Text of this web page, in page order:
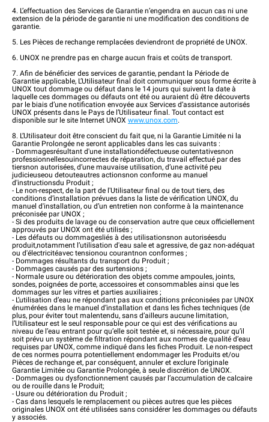
4. L’effectuation des Services de Garantie n’engendra en aucun cas ni une
extension de la période de garantie ni une modification des conditions de
garantie.
5. Les Pièces de rechange remplacées deviendront de propriété de UNOX.
6. UNOX ne prendre pas en charge aucun frais et coûts de transport.
7. Afin de bénéficier des services de garantie, pendant la Période de
Garantie applicable, L’Utilisateur final doit communiquer sous forme écrite à
UNOX tout dommage ou défaut dans le 14 jours qui suivent la date à
laquelle ces dommages ou défauts ont été ou auraient dû être découverts
par le biais d’une notification envoyée aux Services d’assistance autorisés
UNOX présents dans le Pays de l’Utilisateur final. Tout contact est
disponible sur le site Internet UNOX www.unox.com.
8. L’Utilisateur doit être conscient du fait que, ni la Garantie Limitée ni la
Garantie Prolongée ne seront applicables dans les cas suivants :
- Dommagesrésultant d'une installationdéfectueuse outentativesnon
professionnellesouincorrectes de réparation, du travail effectué par des
tiersnon autorisées, d’une mauvaise utilisation, d’une activité peu
judicieuseou detouteautres actionsnon conforme au manuel
d'instructionsdu Produit ;
- Le non-respect, de la part de l'Utilisateur final ou de tout tiers, des
conditions d’installation prévues dans la liste de vérification UNOX, du
manuel d'installation, ou d’un entretien non conforme à la maintenance
préconisée par UNOX ;
- Si des produits de lavage ou de conservation autre que ceux officiellement
approuvés par UNOX ont été utilisés ;
- Les défauts ou dommagesliés à des utilisationsnon autoriséesdu
produit,notamment l’utilisation d'eau sale et agressive, de gaz non-adéquat
ou d'électricitéavec tensionou courantnon conformes ;
- Dommages résultants du transport du Produit ;
- Dommages causés par des surtensions ;
- Normale usure ou détérioration des objets comme ampoules, joints,
sondes, poignées de porte, accessoires et consommables ainsi que les
dommages sur les vitres et parties auxiliaires ;
- L’utilisation d’eau ne répondant pas aux conditions préconisées par UNOX
énumérées dans le manuel d’installation et dans les fiches techniques (de
plus, pour éviter tout malentendu, sans d’ailleurs aucune limitation,
l’Utilisateur est le seul responsable pour ce qui est des vérifications au
niveau de l’eau entrant pour qu’elle soit testée et, si nécessaire, pour qu’il
soit prévu un système de filtration répondant aux normes de qualité d’eau
requises par UNOX, comme indiqué dans les fiches Produit. Le non-respect
de ces normes pourra potentiellement endommager les Produits et/ou
Pièces de rechange et, par conséquent, annuler et exclure l’originale
Garantie Limitée ou Garantie Prolongée, à seule discrétion de UNOX.
- Dommages ou dysfonctionnement causés par l’accumulation de calcaire
ou de rouille dans le Produit;
- Usure ou détérioration du Produit ;
- Cas dans lesquels le remplacement ou pièces autres que les pièces
originales UNOX ont été utilisées sans considérer les dommages ou défauts
y associés.